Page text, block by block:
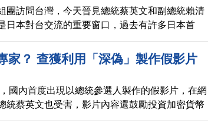
團訪問台灣，今天晉見總統蔡英文和副總統賴清
日本對台交流的重要窗口，過去有許多日本首
年局。而這次來台的成員中，也包含了前首相麻
豊。
家？ 查獲利用「深偽」製作假影片
國內首度出現以總統參選人製作的假影片，在網
統蔡英文也受害，影片內容還鼓勵投資加密貨幣
調查，發現是有人運用AI深偽技術後製合成的假